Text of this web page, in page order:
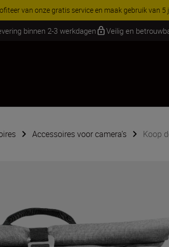
OP ACCESSOIRES | Bespaar 15% op
binnen 2-3 werkdagen Veilig en
Accessoires voor camera’s Koop